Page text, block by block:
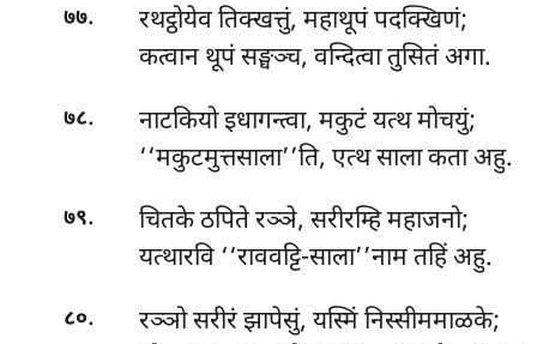
७७.
रथट्ठोयेव तिक्खत्तुं, महाथूपं पदक्खिणं;
कत्वान थूपं सङ्घञ्च, वन्दित्वा तुसितं अगा.
७८.
नाटकियो इधागन्त्वा, मकुटं यत्थ मोचयुं;
‘‘मकुटमुत्तसाला’’ति, एत्थ साला कता अहु.
७९.
चितके ठपिते रञ्ञे, सरीरम्हि महाजनो;
यत्थारवि ‘‘राववट्टि-साला’’नाम तहिं अहु.
८०.
रञ्ञो सरीरं झापेसुं, यस्मिं निस्सीममाळके;